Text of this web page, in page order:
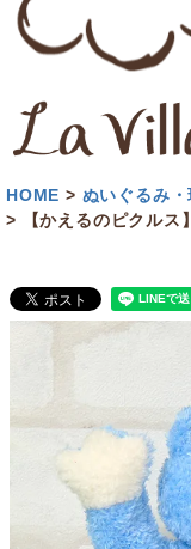
HOME ぬいぐるみ・
【かえるのピクル